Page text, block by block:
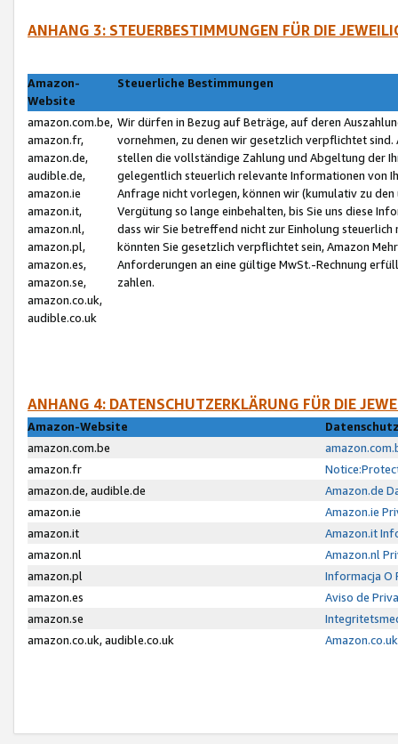
ANHANG 3: STEUERBESTIMMUNGEN FÜR DIE
Amazon-
Website
Steuerliche Bestimmungen
amazon.com.be,
amazon.fr,
amazon.de,
audible.de,
amazon.ie
amazon.it,
amazon.nl,
amazon.pl,
amazon.es,
amazon.se,
amazon.co.uk,
audible.co.uk
Wir dürfen in Bezug auf Beträge, auf deren
vornehmen, zu denen wir gesetzlich verpflichtet
stellen die vollständige Zahlung und Abgeltung der
gelegentlich steuerlich relevante Informationen von
Anfrage nicht vorlegen, können wir (kumulativ zu
Vergütung so lange einbehalten, bis Sie uns diese
dass wir Sie betreffend nicht zur Einholung
könnten Sie gesetzlich verpflichtet sein, Amazon
Anforderungen an eine gültige MwSt.-Rechnung
zahlen.
ANHANG 4: DATENSCHUTZERKLÄRUNG FÜR DIE
Amazon-Website
amazon.com.be
amazon.fr
amazon.de, audible.de
Amazon.de
amazon.ie
Amazon.ie
amazon.it
Amazon.it
amazon.nl
Amazon.nl
amazon.pl
Informacja O
amazon.es
Aviso de
amazon.se
amazon.co.uk, audible.co.uk